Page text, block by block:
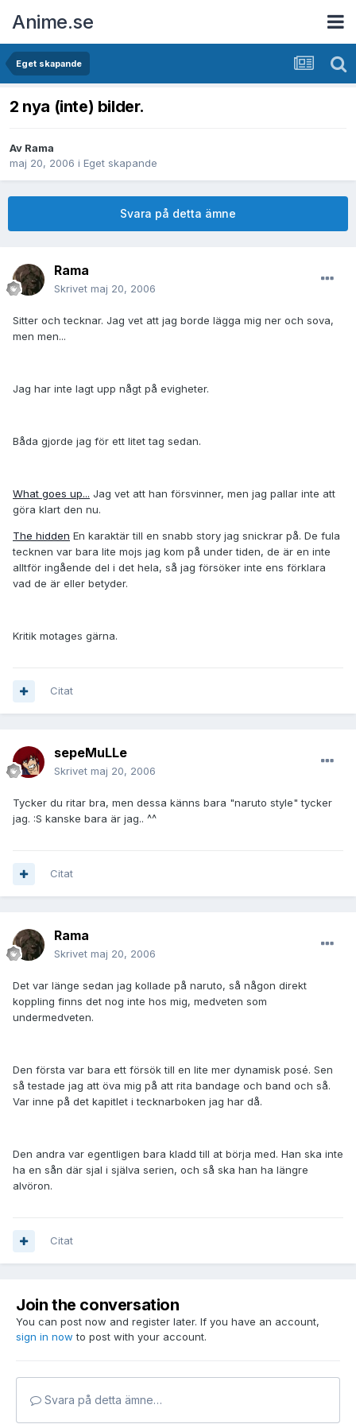
Anime.se
Eget skapande
2 nya (inte) bilder.
Av Rama
maj 20, 2006 i Eget skapande
Svara på detta ämne
Rama
Skrivet maj 20, 2006
Sitter och tecknar. Jag vet att jag borde lägga mig ner och sova,
men men...
Jag har inte lagt upp någt på evigheter.
Båda gjorde jag för ett litet tag sedan.
What goes up... Jag vet att han försvinner, men jag pallar inte att
göra klart den nu.
The hidden En karaktär till en snabb story jag snickrar på. De fula
tecknen var bara lite mojs jag kom på under tiden, de är en inte
alltför ingående del i det hela, så jag försöker inte ens förklara
vad de är eller betyder.
Kritik motages gärna.
Citat
sepeMuLLe
Skrivet maj 20, 2006
Tycker du ritar bra, men dessa känns bara "naruto style" tycker
jag. :S kanske bara är jag.. ^^
Citat
Rama
Skrivet maj 20, 2006
Det var länge sedan jag kollade på naruto, så någon direkt
koppling finns det nog inte hos mig, medveten som
undermedveten.
Den första var bara ett försök till en lite mer dynamisk posé. Sen
så testade jag att öva mig på att rita bandage och band och så.
Var inne på det kapitlet i tecknarboken jag har då.
Den andra var egentligen bara kladd till at börja med. Han ska inte
ha en sån där sjal i själva serien, och så ska han ha längre
alvöron.
Citat
Join the conversation
You can post now and register later. If you have an account,
sign in now to post with your account.
Svara på detta ämne…